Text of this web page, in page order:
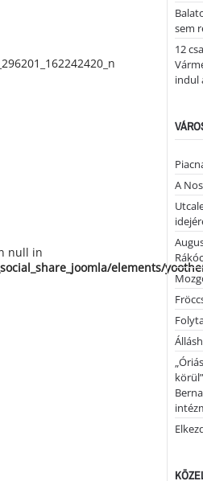
null in
elements/
sem
12
indul
A